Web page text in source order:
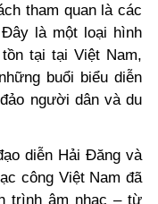
tham quan là các
là một loại hình
tại tại Việt Nam,
buổi biểu diễn
người dân và du
diễn Hải Đăng và
công Việt Nam đã
trình âm nhạc – từ